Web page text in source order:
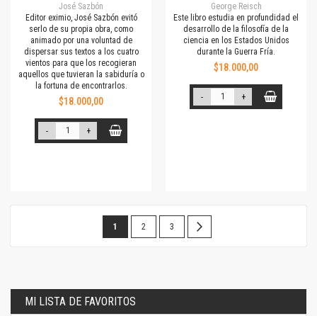
José Sazbón
Editor eximio, José Sazbón evitó
serlo de su propia obra, como
animado por una voluntad de
dispersar sus textos a los cuatro
vientos para que los recogieran
aquellos que tuvieran la sabiduría o
la fortuna de encontrarlos.
$18.000,00
- +
George Reisch
Este libro estudia en profundidad el
desarrollo de la filosofía de la
ciencia en los Estados Unidos
durante la Guerra Fría.
$18.000,00
- +
Página
Estás
página
1 Página
2 Página
3
MI LISTA DE FAVORITOS